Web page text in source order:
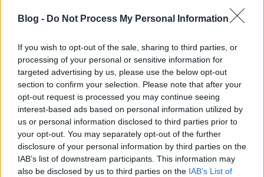
Blog - Do Not Process My Personal Information
If you wish to opt-out of the sale, sharing to third parties, or
processing of your personal or sensitive information for
targeted advertising by us, please use the below opt-out
section to confirm your selection. Please note that after your
opt-out request is processed you may continue seeing
interest-based ads based on personal information utilized by
us or personal information disclosed to third parties prior to
your opt-out. You may separately opt-out of the further
disclosure of your personal information by third parties on the
IAB’s list of downstream participants. This information may
also be disclosed by us to third parties on the IAB’s List of
sikerült egy légifotózásba torkolló Tango riasztást
elfogására. Nagy volt…